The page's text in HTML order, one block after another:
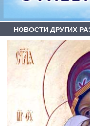
НОВОСТИ ДРУГИХ